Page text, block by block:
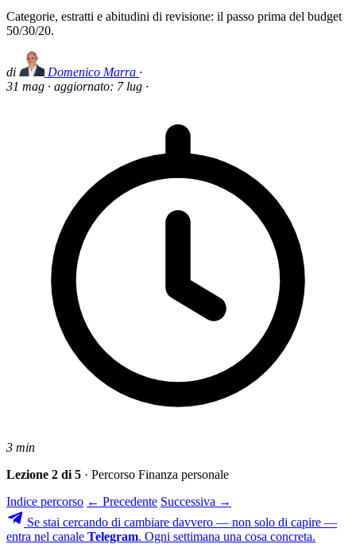
Categorie, estratti e abitudini di revisione: il passo prima del budget
50/30/20.
di Domenico Marra ·
31 mag · aggiornato: 7 lug ·
3 min
Lezione 2 di 5 · Percorso Finanza personale
Indice percorso ← Precedente Successiva →
Se stai cercando di cambiare davvero — non solo di capire —
entra nel canale Telegram. Ogni settimana una cosa concreta.